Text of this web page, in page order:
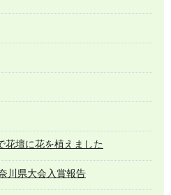
花壇に花を植えました
川県大会入賞報告